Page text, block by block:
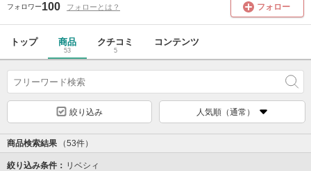
フォロワー100 フォローとは？ フォロー
トップ 商品
53
クチコミ
5
コンテンツ
絞り込み 人気順（通常）
商品検索結果 （53件）
絞り込み条件： リベシィ